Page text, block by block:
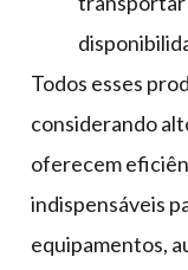
Todos esses
considerando
oferecem
indispensáveis
equipamentos,